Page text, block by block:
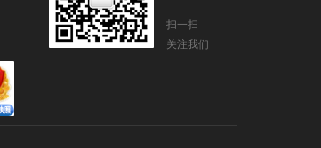
扫一扫
关注我们